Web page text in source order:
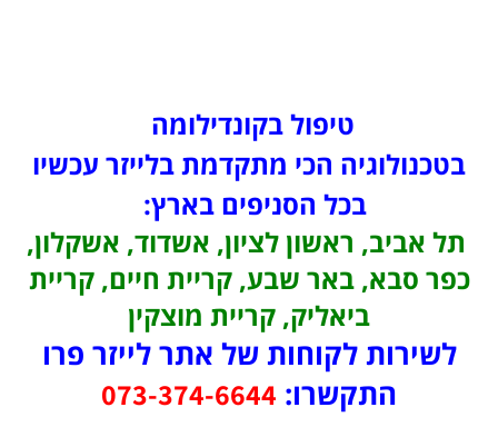
טיפול בקונדילומה
בטכנולוגיה הכי מתקדמת בלייזר עכשיו
בכל הסניפים בארץ:
תל אביב, ראשון לציון, אשדוד, אשקלון,
כפר סבא, באר שבע, קריית חיים, קריית
ביאליק, קריית מוצקין
לשירות לקוחות של אתר לייזר פרו
התקשרו: 073-374-6644